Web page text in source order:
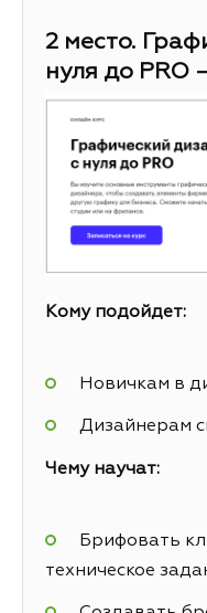
2 место.
нуля до PRO
Кому подойдет:
Новичкам в
Дизайнерам
Чему научат:
Брифовать
техническое